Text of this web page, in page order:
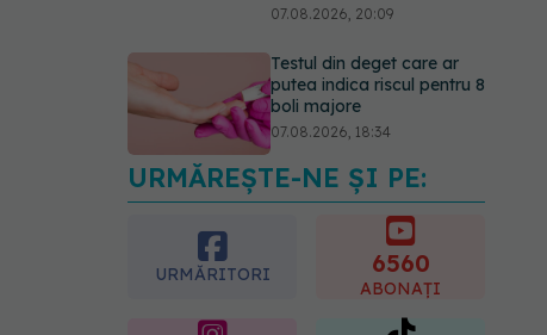
07.08.2026, 20:09
Testul din deget care ar
putea indica riscul pentru 8
boli majore
07.08.2026, 18:34
Fereastra alimentară de
opt ore ar putea ajuta
creierul femeilor de peste
08.08.2026, 10:00
URMĂREȘTE-NE ȘI PE:
URMĂRITORI 6560
ABONAȚI